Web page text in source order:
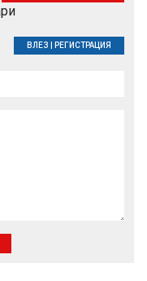
ВЛЕЗ РЕГИСТРАЦИЯ